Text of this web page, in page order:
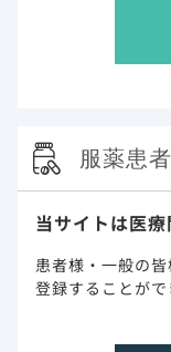
お問い合わせ
服薬患
当サイトは医療
患者様・一般の
登録することがで